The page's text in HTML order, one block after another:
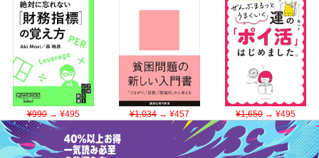
¥990→ ¥495 ¥1,034→ ¥457 ¥1,650→ ¥495